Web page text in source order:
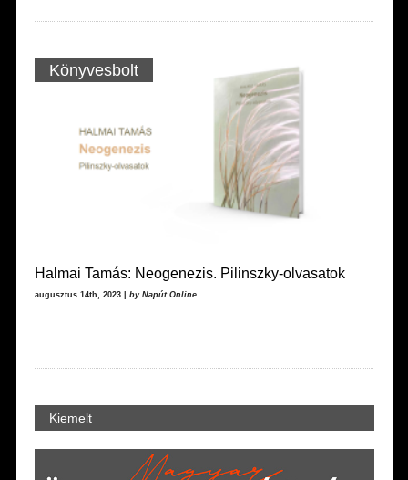
Könyvesbolt
Halmai Tamás: Neogenezis. Pilinszky-olvasatok
augusztus 14th, 2023 | by Napút Online
Kiemelt